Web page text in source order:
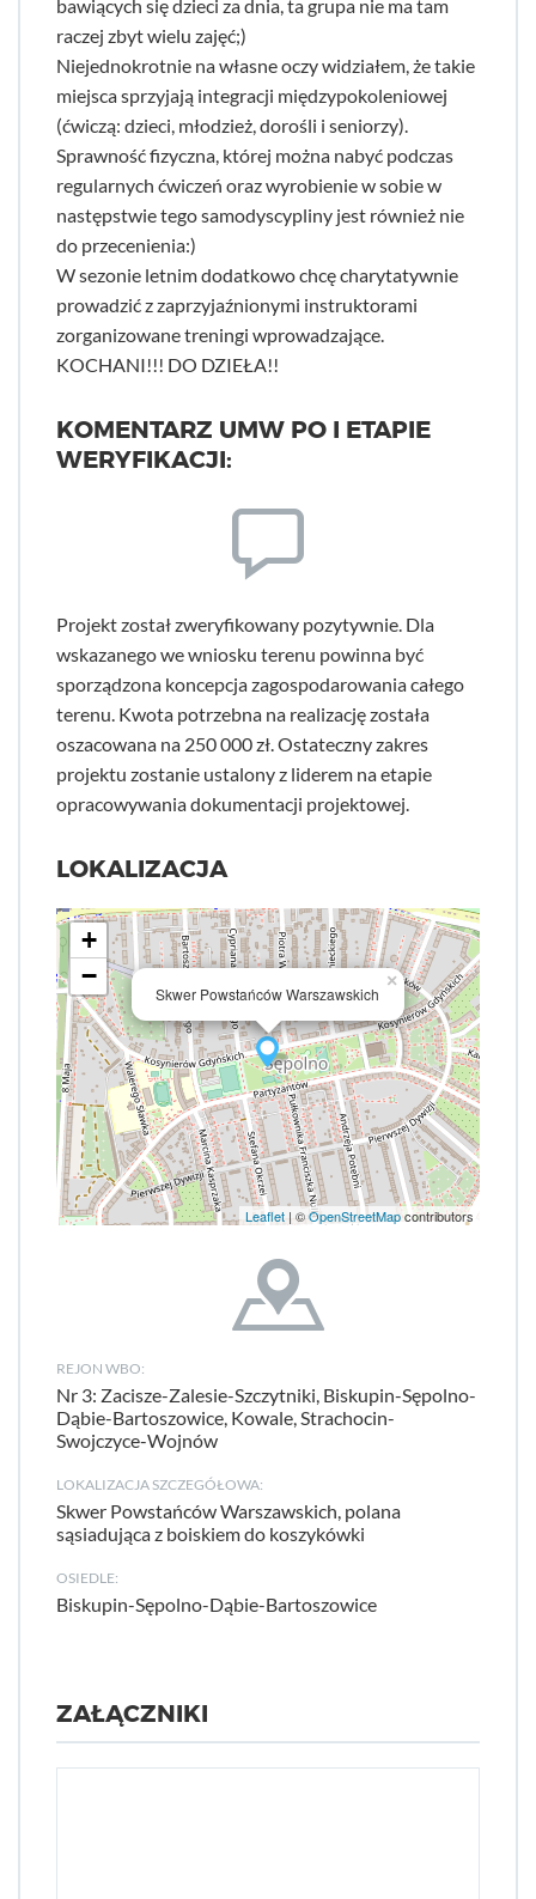
bawiących się dzieci za dnia, ta grupa nie ma tam
raczej zbyt wielu zajęć;)
Niejednokrotnie na własne oczy widziałem, że takie
miejsca sprzyjają integracji międzypokoleniowej
(ćwiczą: dzieci, młodzież, dorośli i seniorzy).
Sprawność fizyczna, której można nabyć podczas
regularnych ćwiczeń oraz wyrobienie w sobie w
następstwie tego samodyscypliny jest również nie
do przecenienia:)
W sezonie letnim dodatkowo chcę charytatywnie
prowadzić z zaprzyjaźnionymi instruktorami
zorganizowane treningi wprowadzające.
KOCHANI!!! DO DZIEŁA!!
KOMENTARZ UMW PO I ETAPIE
WERYFIKACJI:
Projekt został zweryfikowany pozytywnie. Dla
wskazanego we wniosku terenu powinna być
sporządzona koncepcja zagospodarowania całego
terenu. Kwota potrzebna na realizację została
oszacowana na 250 000 zł. Ostateczny zakres
projektu zostanie ustalony z liderem na etapie
opracowywania dokumentacji projektowej.
LOKALIZACJA
Skwer Powstańców Warszawskich
×
+
−
Leaflet | ©OpenStreetMapcontributors
REJON WBO:
Nr 3: Zacisze-Zalesie-Szczytniki, Biskupin-Sępolno-
Dąbie-Bartoszowice, Kowale, Strachocin-
Swojczyce-Wojnów
LOKALIZACJA SZCZEGÓŁOWA:
Skwer Powstańców Warszawskich, polana
sąsiadująca z boiskiem do koszykówki
OSIEDLE:
Biskupin-Sępolno-Dąbie-Bartoszowice
ZAŁĄCZNIKI